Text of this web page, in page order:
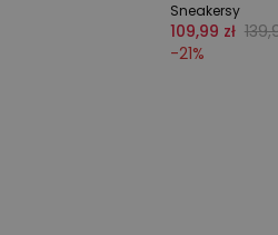
Sneakersy
109,99 zł
-21%